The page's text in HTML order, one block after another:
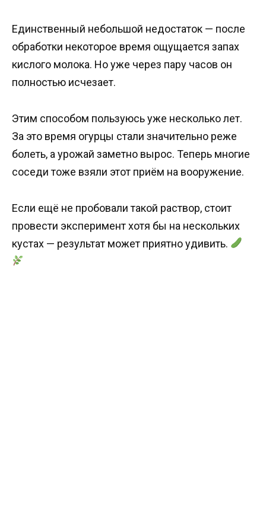
Единственный небольшой недостаток — после
обработки некоторое время ощущается запах
кислого молока. Но уже через пару часов он
полностью исчезает.
Этим способом пользуюсь уже несколько лет.
За это время огурцы стали значительно реже
болеть, а урожай заметно вырос. Теперь многие
соседи тоже взяли этот приём на вооружение.
Если ещё не пробовали такой раствор, стоит
провести эксперимент хотя бы на нескольких
кустах — результат может приятно удивить.